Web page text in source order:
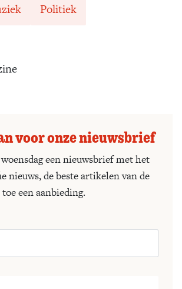
Politiek
voor onze nieuwsbrief
een nieuwsbrief met het
nieuws, de beste artikelen van de
een aanbieding.